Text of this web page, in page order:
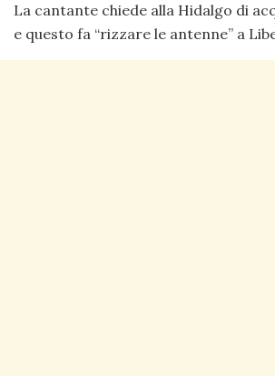
La cantante chiede alla Hidalgo di
e questo fa “rizzare le antenne” a